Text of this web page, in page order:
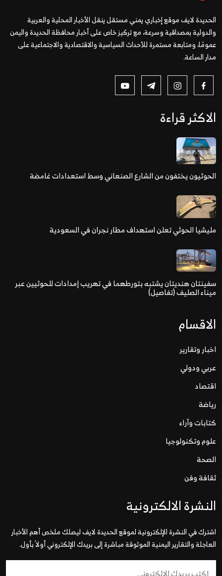
الحديدة لايف موقع إخباري يمني مستقل ينقل الأخبار المحلية والعربية
والدولية بمصداقية وسرعة، مع تركيز خاص على أخبار محافظة الحديدة واليمن
عمومًا، ومتابعة مستمرة للأحداث السياسية والاقتصادية والاجتماعية على
مدار الساعة.
الاكثر قراءة
الحوثيون يختفون من الشارع الصنعاني وسط استعدادات غامضة
مليشيا الحوثي تعلن استهداف مطار نجران في السعودية
سفينتان هنديتان يشتبه بتورطهما في تهريب إمدادات للحوثيين عبر
ميناء الصليف (تفاصيل)
الاقسام
اخبار وتقارير
عربي ودولي
اقتصاد
رياضة
كتابات وآراء
علوم وتكنولوجيا
الصحة
ثقافة وفن
النشرة الالكترونية
اشترك في النشرة الإلكترونية لموقع الحديدة لايف ليصلك ملخص أهم الأخبار
العاجلة والتقارير اليمنية الموثوقة مباشرة إلى بريدك الإلكتروني أولاً بأول.